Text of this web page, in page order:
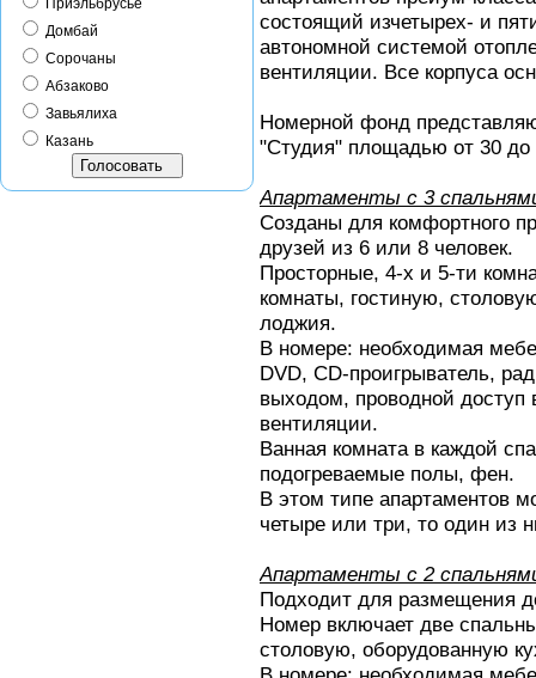
Приэльбрусье
Домбай
Сорочаны
Абзаково
Завьялиха
Казань
состоящий изчетырех- и
автономной системой
вентиляции. Все корпуса
Номерной фонд
"Студия" площадью от 30 до
Апартаменты с 3
Созданы для комфортного
друзей из 6 или 8 человек.
Просторные, 4-х и 5-ти
комнаты, гостиную,
лоджия.
В номере: необходимая
DVD, CD-проигрыватель,
выходом, проводной доступ
вентиляции.
Ванная комната в каждой
подогреваемые полы, фен.
В этом типе апартаментов
четыре или три, то один из
Апартаменты с 2
Подходит для размещения
Номер включает две
столовую, оборудованную